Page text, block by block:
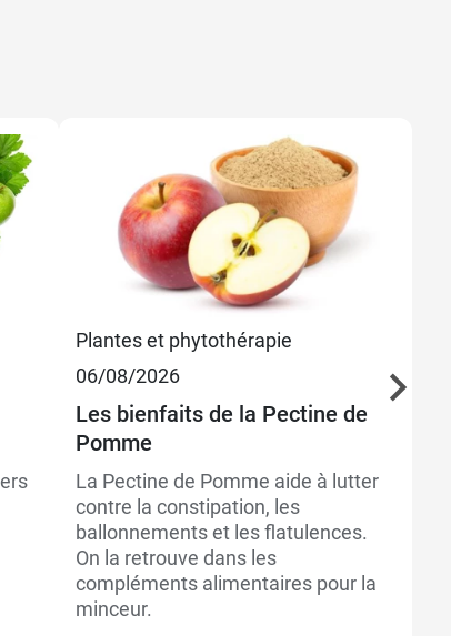
Plantes et phytothérapie
06/08/2026
Les bienfaits de la Pectine de
Pomme
La Pectine de Pomme aide à lutter
contre la constipation, les
ballonnements et les flatulences.
On la retrouve dans les
compléments alimentaires pour la
minceur.